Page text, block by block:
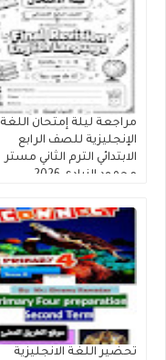
مراجعة ليلة إمتحان اللغة
الإنجليزية للصف الرابع
الابتدائي الترم الثاني مستر
محمود الزيادى 2026
تحضير اللغة الانجليزية